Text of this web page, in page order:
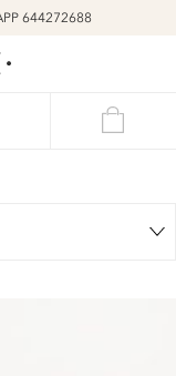
644272688